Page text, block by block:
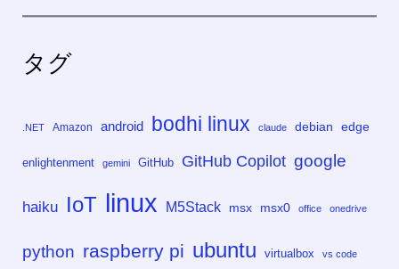
タグ
.NET Amazon android bodhi linux claude debian edge
enlightenment gemini GitHub GitHub Copilot google
haiku IoT linux M5Stack msx msx0 office onedrive
python raspberry pi ubuntu virtualbox vs code